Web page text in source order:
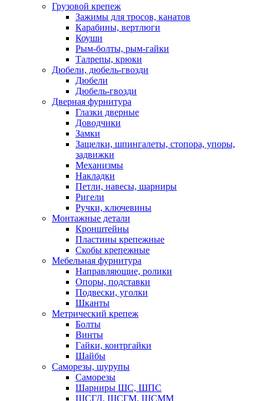
Грузовой крепеж
Зажимы для тросов, канатов
Карабины, вертлюги
Коуши
Рым-болты, рым-гайки
Талрепы, крюки
Дюбели, дюбель-гвозди
Дюбели
Дюбель-гвозди
Дверная фурнитура
Глазки дверные
Доводчики
Замки
Защелки, шпингалеты, стопора, упоры,
задвижки
Механизмы
Накладки
Петли, навесы, шарниры
Ригели
Ручки, ключевины
Монтажные детали
Кронштейны
Пластины крепежные
Скобы крепежные
Мебельная фурнитура
Направляющие, ролики
Опоры, подставки
Подвески, уголки
Шканты
Метрический крепеж
Болты
Винты
Гайки, контргайки
Шайбы
Саморезы, шурупы
Саморезы
Шарниры ШС, ШПС
ШСГД, ШСГМ, ШСММ